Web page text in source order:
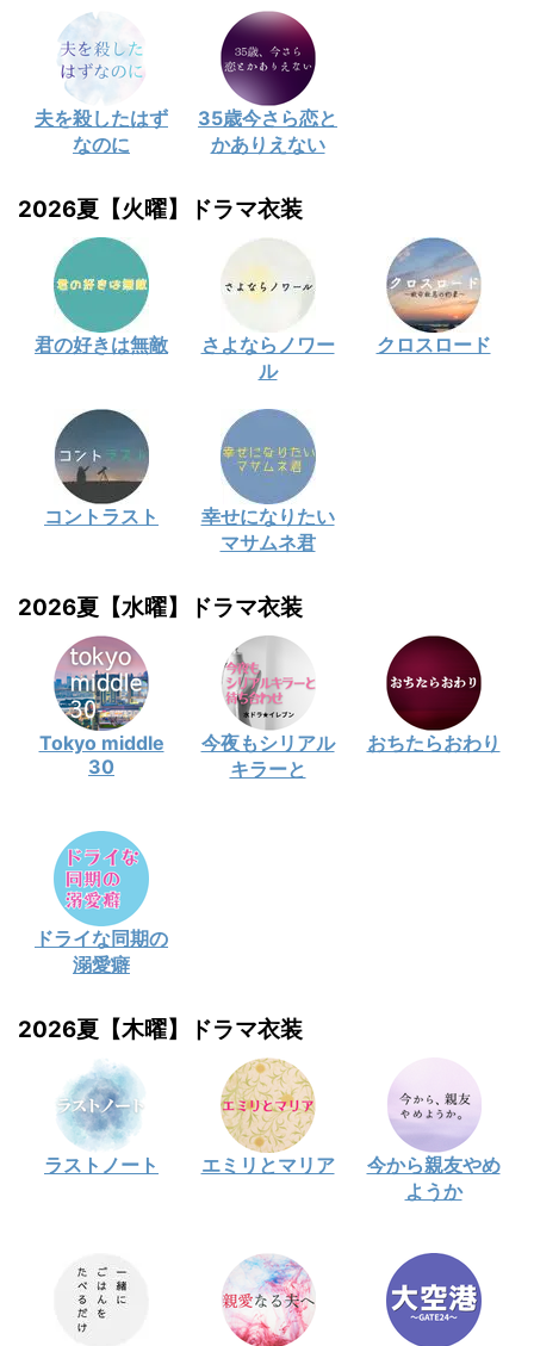
夫を殺したはず
なのに
35歳今さら恋と
かありえない
2026夏【火曜】ドラマ衣装
君の好きは無敵
さよならノワー
ル
クロスロード
コントラスト
幸せになりたい
マサムネ君
2026夏【水曜】ドラマ衣装
Tokyo middle
30
今夜もシリアル
キラーと
おちたらおわり
ドライな同期の
溺愛癖
2026夏【木曜】ドラマ衣装
ラストノート エミリとマリア
今から親友やめ
ようか